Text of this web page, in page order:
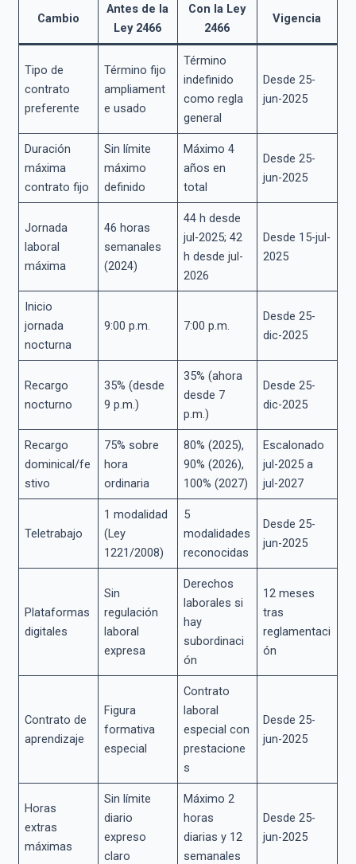
Cambio
Antes de la
Ley 2466
Con la Ley
2466
Vigencia
Tipo de
contrato
preferente
Término fijo
ampliament
e usado
Término
indefinido
como regla
general
Desde 25-
jun-2025
Duración
máxima
contrato fijo
Sin límite
máximo
definido
Máximo 4
años en
total
Desde 25-
jun-2025
Jornada
laboral
máxima
46 horas
semanales
(2024)
44 h desde
jul-2025; 42
h desde jul-
2026
Desde 15-jul-
2025
Inicio
jornada
nocturna
9:00 p.m. 7:00 p.m.
Desde 25-
dic-2025
Recargo
nocturno
35% (desde
9 p.m.)
35% (ahora
desde 7
p.m.)
Desde 25-
dic-2025
Recargo
dominical/fe
stivo
75% sobre
hora
ordinaria
80% (2025),
90% (2026),
100% (2027)
Escalonado
jul-2025 a
jul-2027
Teletrabajo
1 modalidad
(Ley
1221/2008)
5
modalidades
reconocidas
Desde 25-
jun-2025
Plataformas
digitales
Sin
regulación
laboral
expresa
Derechos
laborales si
hay
subordinaci
ón
12 meses
tras
reglamentaci
ón
Contrato de
aprendizaje
Figura
formativa
especial
Contrato
laboral
especial con
prestacione
s
Desde 25-
jun-2025
Horas
extras
máximas
Sin límite
diario
expreso
claro
Máximo 2
horas
diarias y 12
semanales
Desde 25-
jun-2025